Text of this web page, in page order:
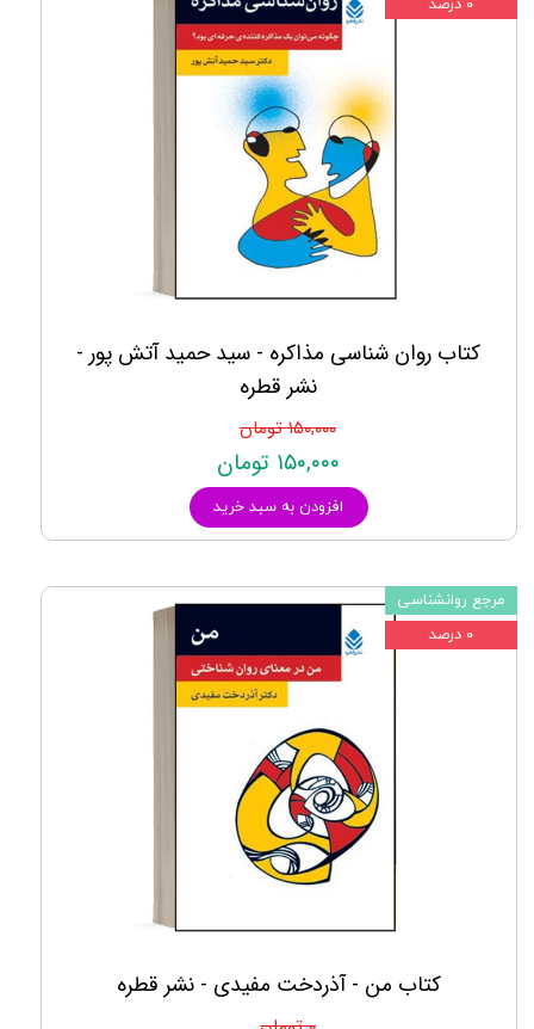
کتاب روان شناسی مذاکره - سید حمید آتش پور -
نشر قطره
۱۵۰,۰۰۰ تومان
۱۵۰,۰۰۰ تومان
افزودن به سبد خرید
کتاب من - آذردخت مفیدی - نشر قطره
مرجع روانشناسی
۰ درصد